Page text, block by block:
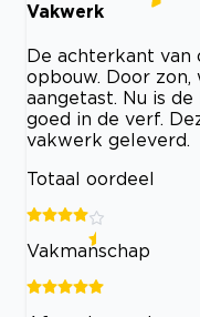
Vakwerk
De achterkant van
opbouw. Door
aangetast. Nu is
goed in de verf.
vakwerk geleverd.
Totaal oordeel
Vakmanschap